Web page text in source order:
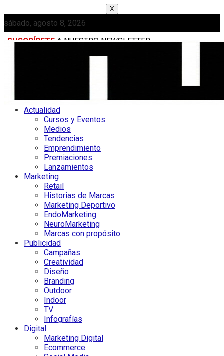
X
sábado, agosto 8, 2026
SUSCRÍBETE A NUESTRO NEWSLETTER
Actualidad
Cursos y Eventos
Medios
Tendencias
Emprendimiento
Premiaciones
Lanzamientos
Marketing
Retail
Historias de Marcas
Marketing Deportivo
EndoMarketing
NeuroMarketing
Marcas con propósito
Publicidad
Campañas
Creatividad
Diseño
Branding
Outdoor
Indoor
TV
Infografías
Digital
Marketing Digital
Ecommerce